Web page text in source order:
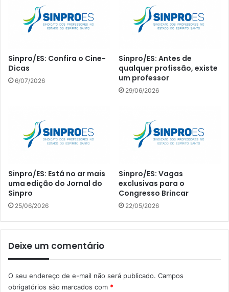
Sinpro/ES: Confira o Cine-
Dicas
6/07/2026
Sinpro/ES: Antes de
qualquer profissão, existe
um professor
29/06/2026
Sinpro/ES: Está no ar mais
uma edição do Jornal do
Sinpro
25/06/2026
Sinpro/ES: Vagas
exclusivas para o
Congresso Brincar
22/05/2026
Deixe um comentário
O seu endereço de e-mail não será publicado. Campos
obrigatórios são marcados com *